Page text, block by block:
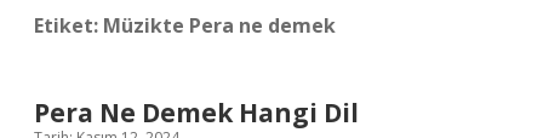
Etiket: Müzikte Pera ne demek
Pera Ne Demek Hangi Dil